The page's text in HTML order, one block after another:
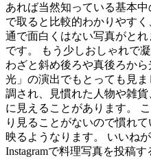
あれば当然知っている基本
で取ると比較的わかりやす
通で面白くはない写真がと
です。 もう少しおしゃれで
わざと斜め後ろや真後ろか
光」の演出でもとっても見
調され、見慣れた人物や雑
に見えることがあります。
り見ることがないので慣れ
映るようなります。 いいね
Instagramで料理写真を投稿